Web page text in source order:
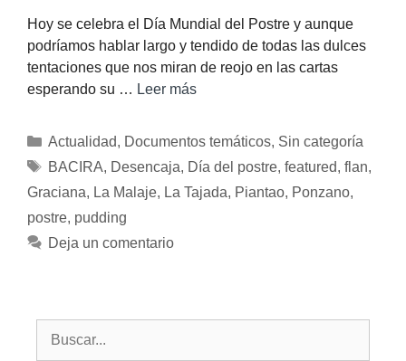
Hoy se celebra el Día Mundial del Postre y aunque
podríamos hablar largo y tendido de todas las dulces
tentaciones que nos miran de reojo en las cartas
esperando su … Leer más
Actualidad, Documentos temáticos, Sin categoría
BACIRA, Desencaja, Día del postre, featured, flan,
Graciana, La Malaje, La Tajada, Piantao, Ponzano,
postre, pudding
Deja un comentario